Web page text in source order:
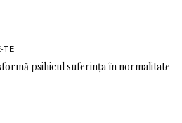
TE
psihicul suferința în normalitate